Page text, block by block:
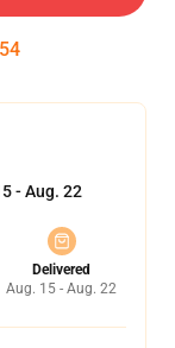
54
- Aug. 22
Delivered
Aug. 15 - Aug. 22